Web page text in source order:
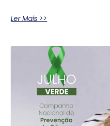
Ler Mais >>